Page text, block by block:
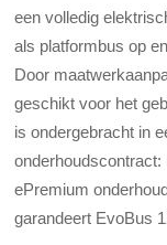
een volledig
als platformbus op
Door
geschikt voor het
is ondergebracht in
ePremium
garandeert EvoBus